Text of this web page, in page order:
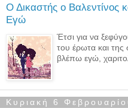
Ο Δικαστής ο Βαλεντίνος
Εγώ
Έτσι για να
του έρωτα και
βλέπω εγώ,
Κυριακή 6